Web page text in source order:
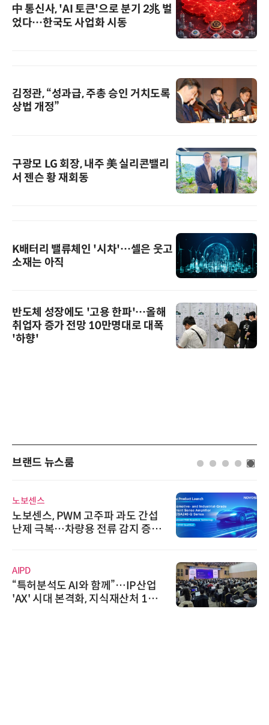
中 통신사, 'AI 토큰'으로 분기 2兆 벌
었다…한국도 사업화 시동
김정관, “성과급, 주총 승인 거치도록
상법 개정”
구광모 LG 회장, 내주 美 실리콘밸리
서 젠슨 황 재회동
K배터리 밸류체인 '시차'…셀은 웃고
소재는 아직
반도체 성장에도 '고용 한파'…올해
취업자 증가 전망 10만명대로 대폭
'하향'
브랜드 뉴스룸
노보센스
노보센스, PWM 고주파 과도 간섭
난제 극복…차량용 전류 감지 증폭
AIPD
“특허분석도 AI와 함께”…IP산업
'AX' 시대 본격화, 지식재산처 1호